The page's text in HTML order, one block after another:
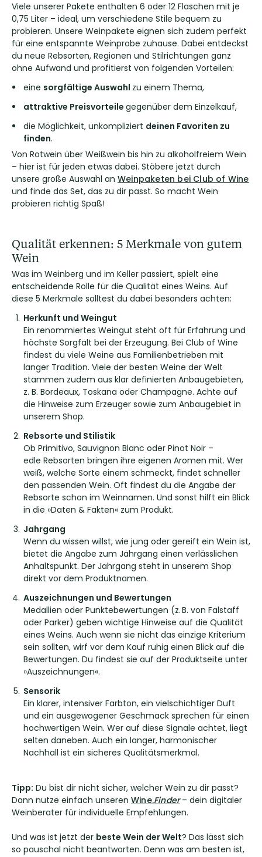
Viele unserer Pakete enthalten 6 oder 12 Flaschen mit je
0,75 Liter – ideal, um verschiedene Stile bequem zu
probieren. Unsere Weinpakete eignen sich zudem perfekt
für eine entspannte Weinprobe zuhause. Dabei entdeckst
du neue Rebsorten, Regionen und Stilrichtungen ganz
ohne Aufwand und profitierst von folgenden Vorteilen:
eine sorgfältige Auswahl zu einem Thema,
attraktive Preisvorteile gegenüber dem Einzelkauf,
die Möglichkeit, unkompliziert deinen Favoriten zu
finden.
Von Rotwein über Weißwein bis hin zu alkoholfreiem Wein
– hier ist für jeden etwas dabei. Stöbere jetzt durch
unsere große Auswahl an Weinpaketen bei Club of Wine
und finde das Set, das zu dir passt. So macht Wein
probieren richtig Spaß!
Qualität erkennen: 5 Merkmale von gutem
Wein
Was im Weinberg und im Keller passiert, spielt eine
entscheidende Rolle für die Qualität eines Weins. Auf
diese 5 Merkmale solltest du dabei besonders achten:
Herkunft und Weingut
Ein renommiertes Weingut steht oft für Erfahrung und
höchste Sorgfalt bei der Erzeugung. Bei Club of Wine
findest du viele Weine aus Familienbetrieben mit
langer Tradition. Viele der besten Weine der Welt
stammen zudem aus klar definierten Anbaugebieten,
z. B. Bordeaux, Toskana oder Champagne. Achte auf
die Hinweise zum Erzeuger sowie zum Anbaugebiet in
unserem Shop.
Rebsorte und Stilistik
Ob Primitivo, Sauvignon Blanc oder Pinot Noir –
edle Rebsorten bringen ihre eigenen Aromen mit. Wer
weiß, welche Sorte einem schmeckt, findet schneller
den passenden Wein. Oft findest du die Angabe der
Rebsorte schon im Weinnamen. Und sonst hilft ein Blick
in die »Daten & Fakten« zum Produkt.
Jahrgang
Wenn du wissen willst, wie jung oder gereift ein Wein ist,
bietet die Angabe zum Jahrgang einen verlässlichen
Anhaltspunkt. Der Jahrgang steht in unserem Shop
direkt vor dem Produktnamen.
Auszeichnungen und Bewertungen
Medallien oder Punktebewertungen (z. B. von Falstaff
oder Parker) geben wichtige Hinweise auf die Qualität
eines Weins. Auch wenn sie nicht das einzige Kriterium
sein sollten, wirf vor dem Kauf ruhig einen Blick auf die
Bewertungen. Du findest sie auf der Produktseite unter
»Auszeichnungen«.
Sensorik
Ein klarer, intensiver Farbton, ein vielschichtiger Duft
und ein ausgewogener Geschmack sprechen für einen
hochwertigen Wein. Wer auf diese Signale achtet, liegt
selten daneben. Auch ein langer, harmonischer
Nachhall ist ein sicheres Qualitätsmerkmal.
Tipp: Du bist dir nicht sicher, welcher Wein zu dir passt?
Dann nutze einfach unseren Wine.Finder– dein digitaler
Weinberater für individuelle Empfehlungen.
Und was ist jetzt der beste Wein der Welt? Das lässt sich
so pauschal nicht beantworten. Denn was am besten ist,